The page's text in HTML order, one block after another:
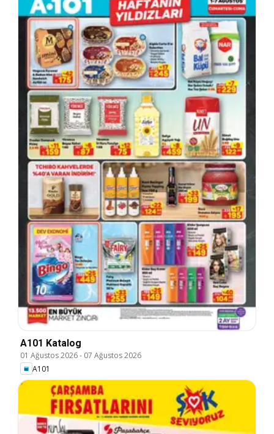
A101 Katalog
01 Ağustos 2026- 07 Ağustos 2026
A101